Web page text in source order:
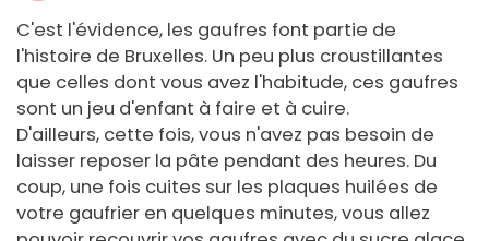
C'est l'évidence, les gaufres font partie de
l'histoire de Bruxelles. Un peu plus croustillantes
que celles dont vous avez l'habitude, ces gaufres
sont un jeu d'enfant à faire et à cuire.
D'ailleurs, cette fois, vous n'avez pas besoin de
laisser reposer la pâte pendant des heures. Du
coup, une fois cuites sur les plaques huilées de
votre gaufrier en quelques minutes, vous allez